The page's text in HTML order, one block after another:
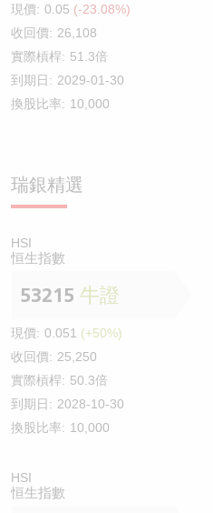
現價: 0.05 (-23.08%)
收回價: 26,108
實際槓桿: 51.3倍
到期日: 2029-01-30
換股比率: 10,000
瑞銀精選
HSI
恒生指數
53215 牛證
現價: 0.051 (+50%)
收回價: 25,250
實際槓桿: 50.3倍
到期日: 2028-10-30
換股比率: 10,000
HSI
恒生指數